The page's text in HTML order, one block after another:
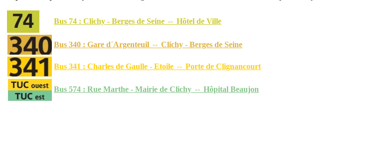
Bus 74 : Clichy - Berges de Seine ⇔ Hôtel de Ville
Bus 340 : Gare d´Argenteuil ⇔ Clichy - Berges de Seine
Bus 341 : Charles de Gaulle - Etoile ⇔ Porte de Clignancourt
Bus 574 : Rue Marthe - Mairie de Clichy ⇔ Hôpital Beaujon